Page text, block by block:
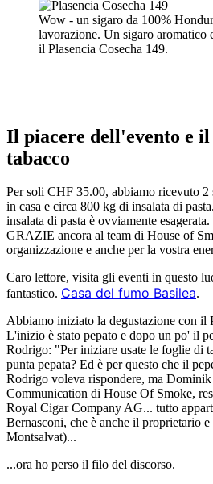
Wow - un sigaro da 100%
lavorazione. Un sigaro aromatico
il Plasencia Cosecha 149.
Il piacere dell'evento e
tabacco
Per soli CHF 35.00, abbiamo ricevuto 2
in casa e circa 800 kg di insalata di
insalata di pasta è ovviamente
GRAZIE ancora al team di House of
organizzazione e anche per la vostra
Caro lettore, visita gli eventi in questo
fantastico. Casa del fumo Basilea.
Abbiamo iniziato la degustazione con il
L'inizio è stato pepato e dopo un po' il
Rodrigo: "Per iniziare usate le foglie di
punta pepata? Ed è per questo che il
Rodrigo voleva rispondere, ma
Communication di House Of Smoke,
Royal Cigar Company AG... tutto
Bernasconi, che è anche il proprietario
Montsalvat)...
...ora ho perso il filo del discorso.